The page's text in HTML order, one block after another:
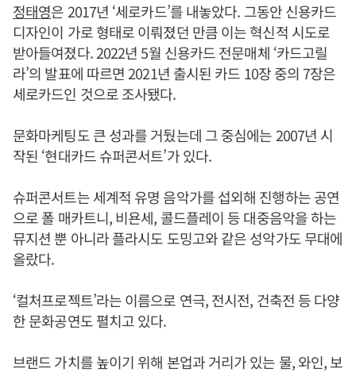
정태영은 2017년 ‘세로카드’를 내놓았다. 그동안 신용카드
디자인이 가로 형태로 이뤄졌던 만큼 이는 혁신적 시도로
받아들여졌다. 2022년 5월 신용카드 전문매체 ‘카드고릴
라’의 발표에 따르면 2021년 출시된 카드 10장 중의 7장은
세로카드인 것으로 조사됐다.
문화마케팅도 큰 성과를 거뒀는데 그 중심에는 2007년 시
작된 ‘현대카드 슈퍼콘서트’가 있다.
슈퍼콘서트는 세계적 유명 음악가를 섭외해 진행하는 공연
으로 폴 매카트니, 비욘세, 콜드플레이 등 대중음악을 하는
뮤지션 뿐 아니라 플라시도 도밍고와 같은 성악가도 무대에
올랐다.
‘컬처프로젝트’라는 이름으로 연극, 전시전, 건축전 등 다양
한 문화공연도 펼치고 있다.
브랜드 가치를 높이기 위해 본업과 거리가 있는 물, 와인, 보